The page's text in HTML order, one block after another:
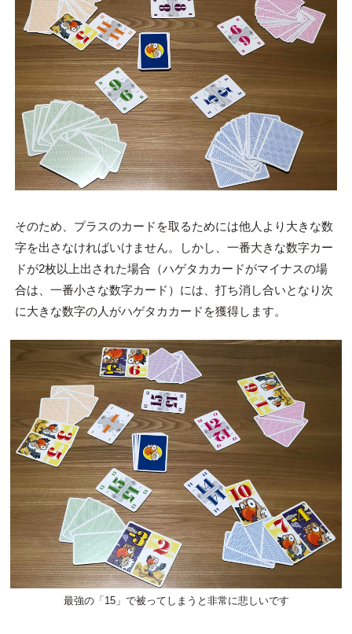
そのため、プラスのカードを取るためには他人より大きな数
字を出さなければいけません。しかし、一番大きな数字カー
ドが2枚以上出された場合（ハゲタカカードがマイナスの場
合は、一番小さな数字カード）には、打ち消し合いとなり次
に大きな数字の人がハゲタカカードを獲得します。
最強の「15」で被ってしまうと非常に悲しいです